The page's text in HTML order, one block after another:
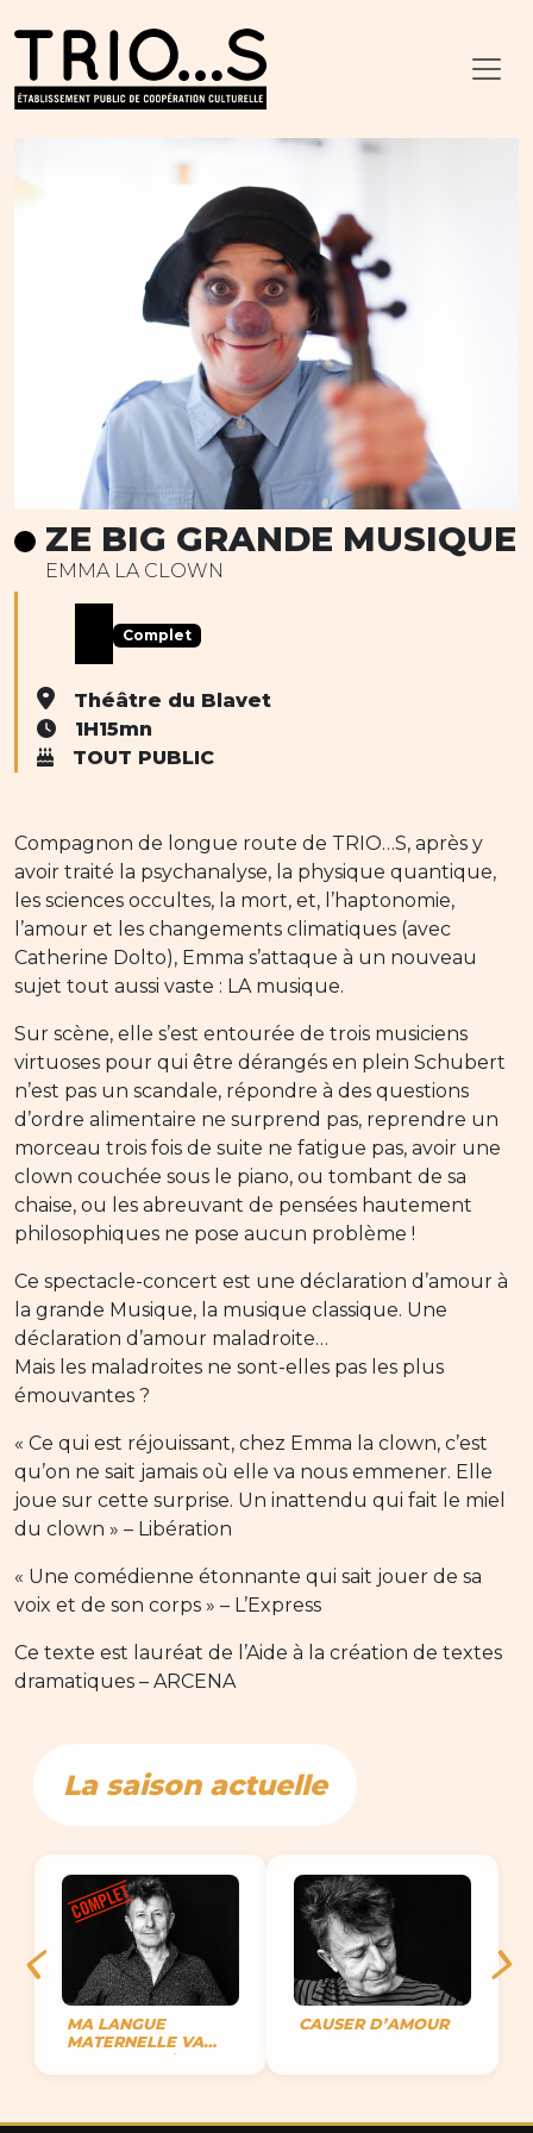
ZE BIG GRANDE MUSIQUE
EMMA LA CLOWN
Complet
Théâtre du Blavet
1H15mn
TOUT PUBLIC
Compagnon de longue route de TRIO…S, après y
avoir traité la psychanalyse, la physique quantique,
les sciences occultes, la mort, et, l’haptonomie,
l’amour et les changements climatiques (avec
Catherine Dolto), Emma s’attaque à un nouveau
sujet tout aussi vaste : LA musique.
Sur scène, elle s’est entourée de trois musiciens
virtuoses pour qui être dérangés en plein Schubert
n’est pas un scandale, répondre à des questions
d’ordre alimentaire ne surprend pas, reprendre un
morceau trois fois de suite ne fatigue pas, avoir une
clown couchée sous le piano, ou tombant de sa
chaise, ou les abreuvant de pensées hautement
philosophiques ne pose aucun problème !
Ce spectacle-concert est une déclaration d’amour à
la grande Musique, la musique classique. Une
déclaration d’amour maladroite…
Mais les maladroites ne sont-elles pas les plus
émouvantes ?
« Ce qui est réjouissant, chez Emma la clown, c’est
qu’on ne sait jamais où elle va nous emmener. Elle
joue sur cette surprise. Un inattendu qui fait le miel
du clown » – Libération
« Une comédienne étonnante qui sait jouer de sa
voix et de son corps » – L’Express
Ce texte est lauréat de l’Aide à la création de textes
dramatiques – ARCENA
La saison actuelle
MA LANGUE
MATERNELLE VA
MOURIR ET J’AI DU
MAL À VOUS
CAUSER D’AMOUR